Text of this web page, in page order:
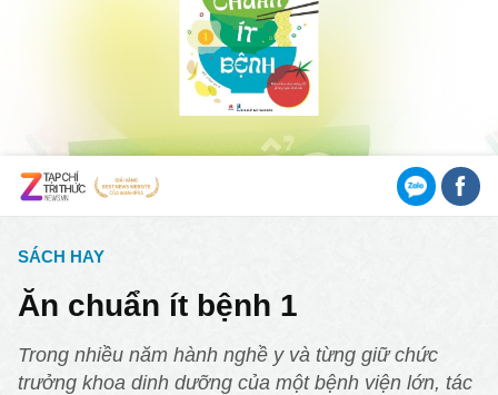
SÁCH HAY
Ăn chuẩn ít bệnh 1
Trong nhiều năm hành nghề y và từng giữ chức
trưởng khoa dinh dưỡng của một bệnh viện lớn, tác